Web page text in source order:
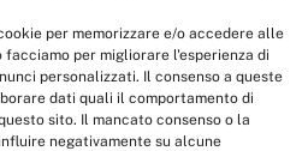
per memorizzare e/o accedere alle
per migliorare l'esperienza di
personalizzati. Il consenso a queste
dati quali il comportamento di
sito. Il mancato consenso o la
negativamente su alcune
del 9 febbraio 2017.